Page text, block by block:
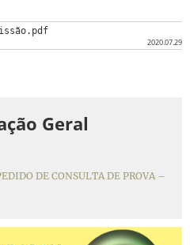
2020.07.29
Geral
DE CONSULTA DE PROVA –